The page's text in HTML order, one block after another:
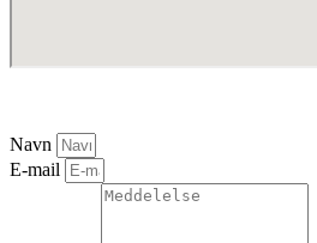
Navn
E-mail